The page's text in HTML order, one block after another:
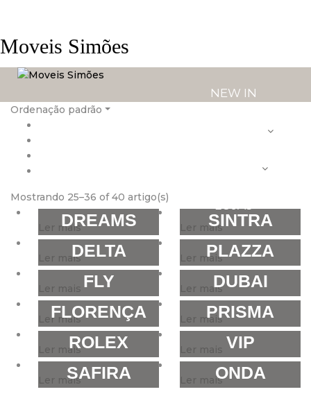
Moveis Simões
NEW IN
LOJAS
Ordenação padrão
Mostrando 25–36 of 40 artigo(s)
Ler maisDREAMS Ler maisSINTRA
Ler maisDELTA Ler maisPLAZZA
Ler mais FLY Ler maisDUBAI
Ler mais
FLORENÇA Ler maisPRISMA
Ler maisROLEX Ler mais VIP
Ler maisSAFIRA Ler maisONDA